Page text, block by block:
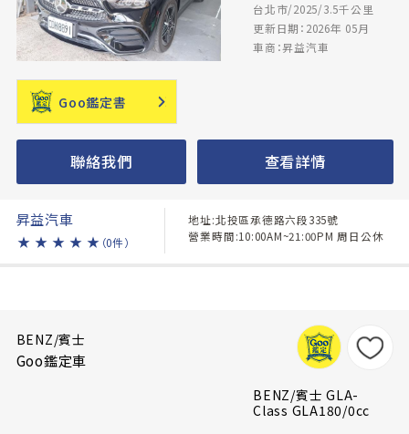
台北市/2025/3.5千公里
更新日期：2026年 05月
車商：昇益汽車
Goo鑑定書
聯絡我們 查看詳情
昇益汽車
★ ★ ★ ★ ★ （0件）
地址:北投區承德路六段335號
營業時間:10:00AM~21:00PM 周日公休
BENZ/賓士
Goo鑑定車
BENZ/賓士 GLA-
Class GLA180/0cc